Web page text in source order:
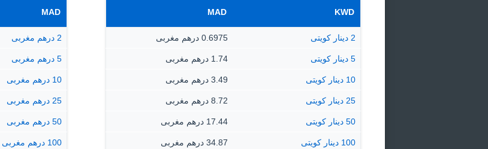
KWD
MAD
2 دينار كويتى 0.6975 درهم مغربى
5 دينار كويتى 1.74 درهم مغربى
10 دينار كويتى 3.49 درهم مغربى
25 دينار كويتى 8.72 درهم مغربى
50 دينار كويتى 17.44 درهم مغربى
100 دينار كويتى 34.87 درهم مغربى
MAD
2 درهم مغربى
5 درهم مغربى
10 درهم مغربى
25 درهم مغربى
50 درهم مغربى
100 درهم مغربى